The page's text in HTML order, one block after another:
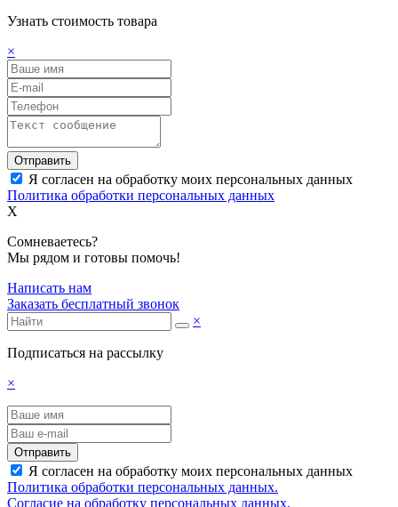
Узнать стоимость товара
×
Отправить
Я согласен на обработку моих персональных данных
Политика обработки персональных данных
X
Сомневаетесь?
Мы рядом и готовы помочь!
Написать нам
Заказать бесплатный звонок
×
Подписаться на рассылку
×
Отправить
Я согласен на обработку моих персональных данных
Политика обработки персональных данных.
Согласие на обработку персональных данных.